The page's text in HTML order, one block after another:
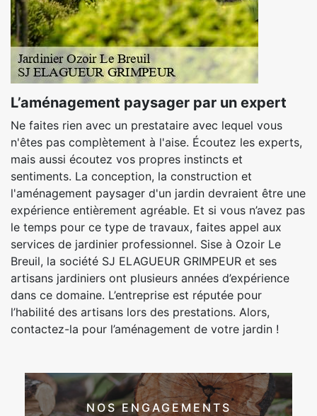
L’aménagement paysager par un expert
Ne faites rien avec un prestataire avec lequel vous
n'êtes pas complètement à l'aise. Écoutez les experts,
mais aussi écoutez vos propres instincts et
sentiments. La conception, la construction et
l'aménagement paysager d'un jardin devraient être une
expérience entièrement agréable. Et si vous n’avez pas
le temps pour ce type de travaux, faites appel aux
services de jardinier professionnel. Sise à Ozoir Le
Breuil, la société SJ ELAGUEUR GRIMPEUR et ses
artisans jardiniers ont plusieurs années d’expérience
dans ce domaine. L’entreprise est réputée pour
l’habilité des artisans lors des prestations. Alors,
contactez-la pour l’aménagement de votre jardin !
NOS ENGAGEMENTS